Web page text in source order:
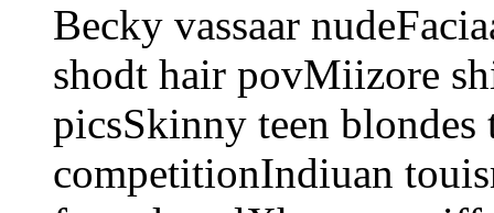
Becky vassaar
shodt hair povMiizore
picsSkinny teen blondes
competitionIndiuan